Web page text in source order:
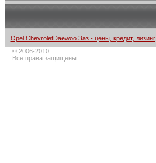
Opel ChevroletDaewoo Заз - цены, кредит, лизинг
© 2006-2010
Все права защищены